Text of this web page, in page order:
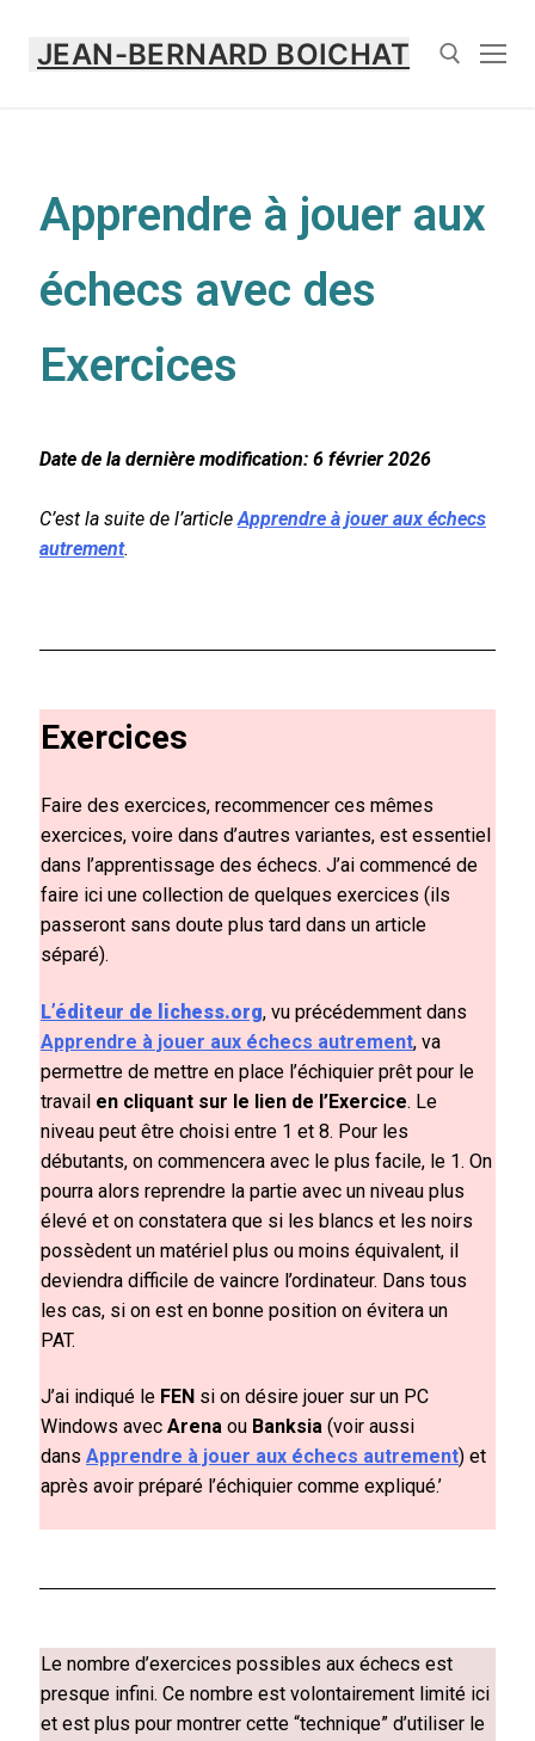
JEAN-BERNARD BOICHAT
Apprendre à jouer aux
échecs avec des
Exercices
Date de la dernière modification: 6 février 2026
C’est la suite de l’articleApprendre à jouer aux échecs
autrement.
Exercices
Faire des exercices, recommencer ces mêmes
exercices, voire dans d’autres variantes, est essentiel
dans l’apprentissage des échecs. J’ai commencé de
faire ici une collection de quelques exercices (ils
passeront sans doute plus tard dans un article
séparé).
L’éditeur de lichess.org, vu précédemment dans
Apprendre à jouer aux échecs autrement, va
permettre de mettre en place l’échiquier prêt pour le
travail en cliquant sur le lien de l’Exercice. Le
niveau peut être choisi entre 1 et 8. Pour les
débutants, on commencera avec le plus facile, le 1. On
pourra alors reprendre la partie avec un niveau plus
élevé et on constatera que si les blancs et les noirs
possèdent un matériel plus ou moins équivalent, il
deviendra difficile de vaincre l’ordinateur. Dans tous
les cas, si on est en bonne position on évitera un
PAT.
J’ai indiqué le FEN si on désire jouer sur un PC
Windows avec Arena ou Banksia (voir aussi
dans Apprendre à jouer aux échecs autrement) et
après avoir préparé l’échiquier comme expliqué.’
Le nombre d’exercices possibles aux échecs est
presque infini. Ce nombre est volontairement limité ici
et est plus pour montrer cette “technique” d’utiliser le